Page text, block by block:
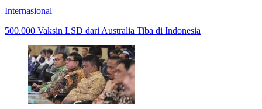
Internasional
500.000 Vaksin LSD dari Australia Tiba di Indonesia